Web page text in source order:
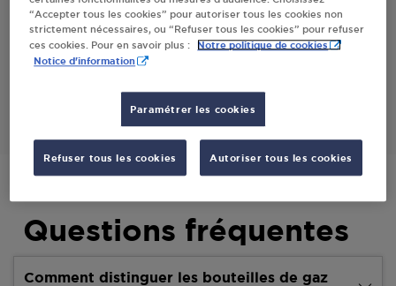
38, AVENUE DES CEVENNES
PIZZA LE ST PAUL
34570ST PAUL ET VALMALLE
Questions fréquentes
Comment distinguer les bouteilles de gaz
“Accepter tous les cookies” pour autoriser tous les cookies non
strictement nécessaires, ou “Refuser tous les cookies” pour refuser
ces cookies. Pour en savoir plus :
Notre politique de cookies
Notice d'information
Paramétrer les cookies
Refuser tous les cookies Autoriser tous les cookies